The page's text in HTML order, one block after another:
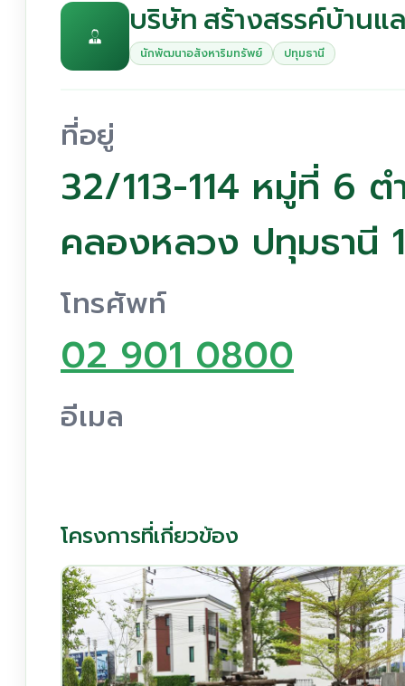
บริษัท สร้างสรรค์บ้านแ
นักพัฒนาอสังหาริมทรัพย์ ปทุมธานี
ที่อยู่
32/113-114 หมู่ที่ 6
คลองหลวง ปทุมธานี
โทรศัพท์
02 901 0800
อีเมล
โครงการที่เกี่ยวข้อง